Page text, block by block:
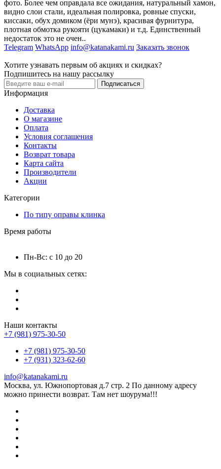
фото. Более чем оправдала все ожидания, натуральный хамон,
видно слои стали, идеальная полировка, ровные спуски,
киссаки, обух домиком (ёри мунэ), красивая фурнитура,
плотная обмотка рукояти (цукамаки) и т.д. Единственный
недостаток это не очен..
Telegram WhatsApp info@katanakami.ru Заказать звонок
Хотите узнавать первым об акциях и скидках?
Подпишитесь на нашу рассылку
Подписаться
Информация
Доставка
О магазине
Оплата
Условия соглашения
Контакты
Возврат товара
Карта сайта
Производители
Акции
Категории
По типу оправы клинка
Время работы
Пн-Вс: с 10 до 20
Мы в социальных сетях:
Наши контакты
+7 (981) 975-30-50
+7 (981) 975-30-50
+7 (931) 323-62-60
info@katanakami.ru
Москва, ул. Южнопортовая д.7 стр. 2 По данному адресу
можно принести возврат. Там нет шоурума!!!